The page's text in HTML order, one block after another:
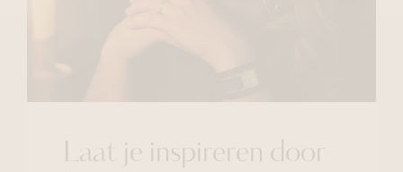
Laat je inspireren door